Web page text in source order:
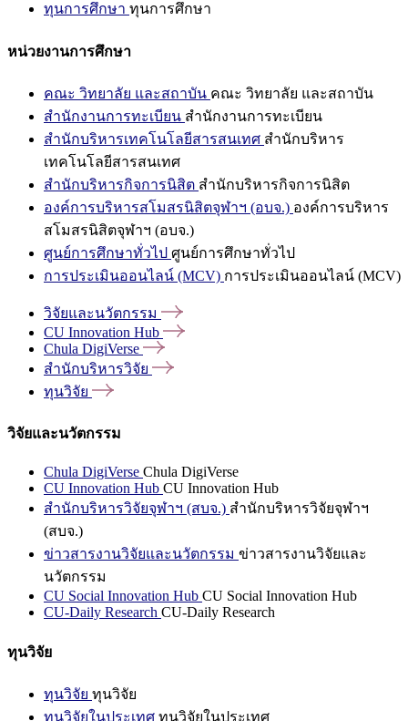
ทุนการศึกษา ทุนการศึกษา
หน่วยงานการศึกษา
คณะ วิทยาลัย และสถาบัน คณะ วิทยาลัย และสถาบัน
สำนักงานการทะเบียน สำนักงานการทะเบียน
สำนักบริหารเทคโนโลยีสารสนเทศ สำนักบริหาร
เทคโนโลยีสารสนเทศ
สำนักบริหารกิจการนิสิต สำนักบริหารกิจการนิสิต
องค์การบริหารสโมสรนิสิตจุฬาฯ (อบจ.) องค์การบริหาร
สโมสรนิสิตจุฬาฯ (อบจ.)
ศูนย์การศึกษาทั่วไป ศูนย์การศึกษาทั่วไป
การประเมินออนไลน์ (MCV) การประเมินออนไลน์ (MCV)
วิจัยและนวัตกรรม
CU Innovation Hub
Chula DigiVerse
สำนักบริหารวิจัย
ทุนวิจัย
วิจัยและนวัตกรรม
Chula DigiVerse Chula DigiVerse
CU Innovation Hub CU Innovation Hub
สำนักบริหารวิจัยจุฬาฯ (สบจ.) สำนักบริหารวิจัยจุฬาฯ
(สบจ.)
ข่าวสารงานวิจัยและนวัตกรรม ข่าวสารงานวิจัยและ
นวัตกรรม
CU Social Innovation Hub CU Social Innovation Hub
CU-Daily Research CU-Daily Research
ทุนวิจัย
ทุนวิจัย ทุนวิจัย
ทุนวิจัยในประเทศ ทุนวิจัยในประเทศ